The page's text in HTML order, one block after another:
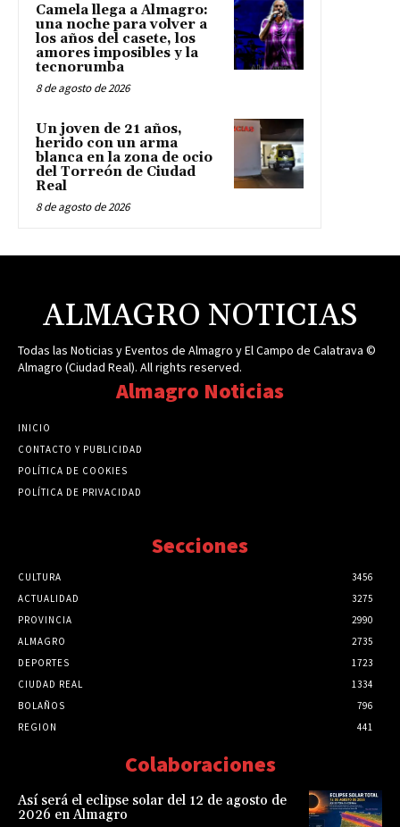
Camela llega a Almagro:
una noche para volver a
los años del casete, los
amores imposibles y la
tecnorumba
8 de agosto de 2026
Un joven de 21 años,
herido con un arma
blanca en la zona de ocio
del Torreón de Ciudad
Real
8 de agosto de 2026
ALMAGRO NOTICIAS
Todas las Noticias y Eventos de Almagro y El Campo de Calatrava ©
Almagro (Ciudad Real). All rights reserved.
Almagro Noticias
INICIO
CONTACTO Y PUBLICIDAD
POLÍTICA DE COOKIES
POLÍTICA DE PRIVACIDAD
Secciones
CULTURA
3456
ACTUALIDAD
3275
PROVINCIA
2990
ALMAGRO
2735
DEPORTES
1723
CIUDAD REAL
1334
BOLAÑOS
796
REGION
441
Colaboraciones
Así será el eclipse solar del 12 de agosto de
2026 en Almagro